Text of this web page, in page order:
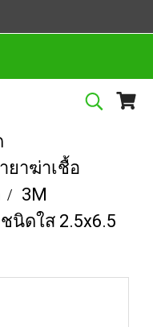
ยาฆ่าเชื้อ
3M
นิดใส 2.5x6.5